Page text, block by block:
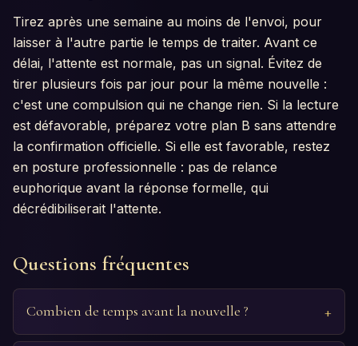
Tirez après une semaine au moins de l'envoi, pour
laisser à l'autre partie le temps de traiter. Avant ce
délai, l'attente est normale, pas un signal. Évitez de
tirer plusieurs fois par jour pour la même nouvelle :
c'est une compulsion qui ne change rien. Si la lecture
est défavorable, préparez votre plan B sans attendre
la confirmation officielle. Si elle est favorable, restez
en posture professionnelle : pas de relance
euphorique avant la réponse formelle, qui
décrédibiliserait l'attente.
Questions fréquentes
Combien de temps avant la nouvelle ?